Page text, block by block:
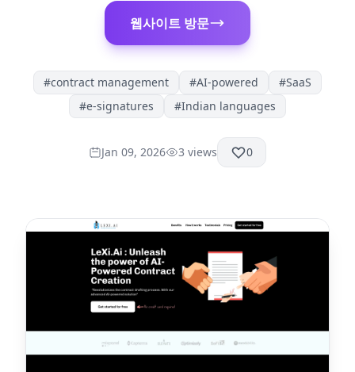
웹사이트 방문
#contract management #AI-powered #SaaS
#e-signatures #Indian languages
Jan 09, 2026 3 views 0